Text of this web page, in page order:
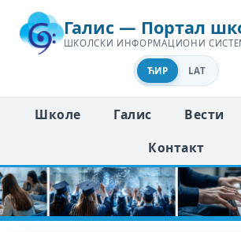
Галис — Портал
ШКОЛСКИ ИНФОРМАЦИОНИ
ЋИР LAT
Школе Галис Вести
Контакт